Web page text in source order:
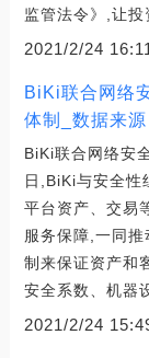
监管法令》,让投
2021/2/24
BiKi联合网络
体制_数据来源
BiKi联合网络安
日,BiKi与安全性
平台资产、交易
服务保障,一同
制来保证资产和
安全系数、机器
2021/2/24